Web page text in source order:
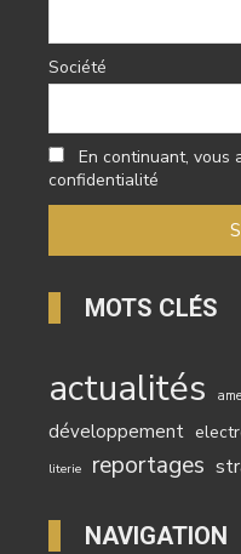
Société
En continuant, vous
confidentialité
MOTS CLÉS
actualités
développement
literie reportages
NAVIGATION